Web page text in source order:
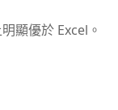
顯優於 Excel。